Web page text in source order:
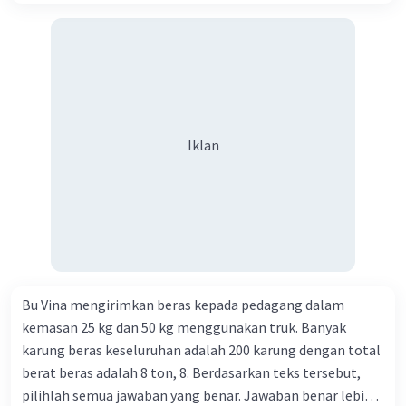
cenderung mempertahankan distribusi geografis
perburuan, dan perkenalan spesies asing.
Aktivitas manusia dapat mengubah habitat
alami, mengganggu ekosistem, dan
menyebabkan kepunahan spesies.
Iklan
Bu Vina mengirimkan beras kepada pedagang dalam
kemasan 25 kg dan 50 kg menggunakan truk. Banyak
karung beras keseluruhan adalah 200 karung dengan total
berat beras adalah 8 ton, 8. Berdasarkan teks tersebut,
pilihlah semua jawaban yang benar. Jawaban benar lebih